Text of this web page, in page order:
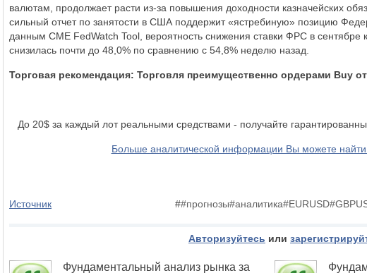
валютам, продолжает расти из-за повышения доходности казначейских
сильный отчет по занятости в США поддержит «ястребиную» позицию
данным CME FedWatch Tool, вероятность снижения ставки ФРС в сентябре
снизилась почти до 48,0% по сравнению с 54,8% неделю назад.
Торговая рекомендация: Торговля преимущественно ордерами Buy
До 20$ за каждый лот реальными средствами - получайте
Больше аналитической информации Вы можете
#
Источник
Авторизуйтесь или
Фундаментальный анализ рынка за